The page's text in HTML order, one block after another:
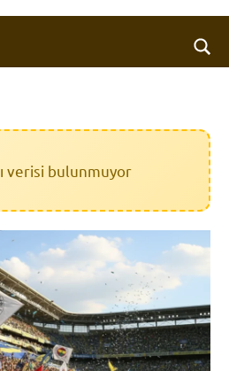
verisi bulunmuyor